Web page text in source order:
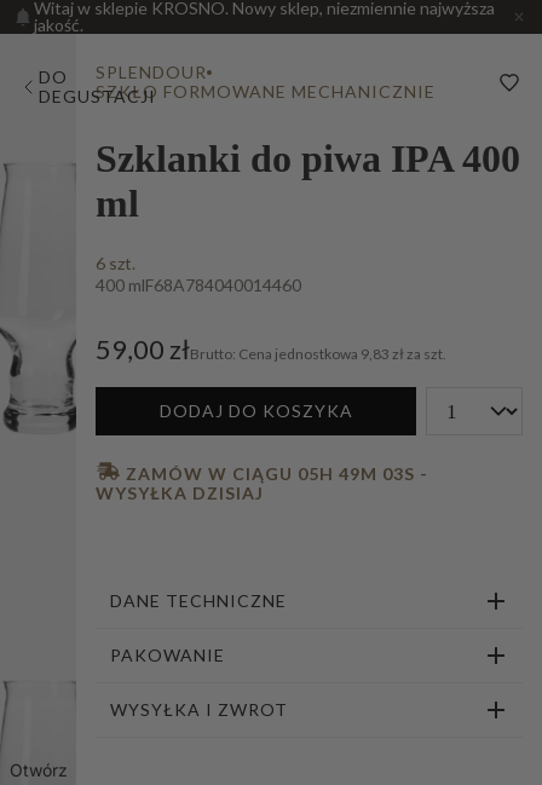
Witaj w sklepie KROSNO. Nowy sklep, niezmiennie najwyższa
jakość.
DO
DEGUSTACJI
Otwórz
SPLENDOUR
SZKŁO FORMOWANE MECHANICZNIE
Szklanki do piwa IPA 400
ml
6 szt.
400 mlF68A784040014460
59,00 zł Cena jednostkowa 9,83 zł za szt.
DODAJ DO KOSZYKA
DANE TECHNICZNE
PAKOWANIE
WYSYŁKA I ZWROT
ZAMÓW W CIĄGU 05H 49M 02S -
WYSYŁKA DZISIAJ